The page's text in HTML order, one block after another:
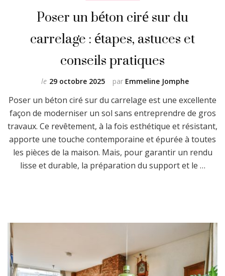
Poser un béton ciré sur du
carrelage : étapes, astuces et
conseils pratiques
par Emmeline Jomphe
le 29 octobre 2025
Poser un béton ciré sur du carrelage est une excellente
façon de moderniser un sol sans entreprendre de gros
travaux. Ce revêtement, à la fois esthétique et résistant,
apporte une touche contemporaine et épurée à toutes
les pièces de la maison. Mais, pour garantir un rendu
lisse et durable, la préparation du support et le …